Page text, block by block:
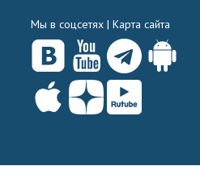
Мы в соцсетях | Карта сайта